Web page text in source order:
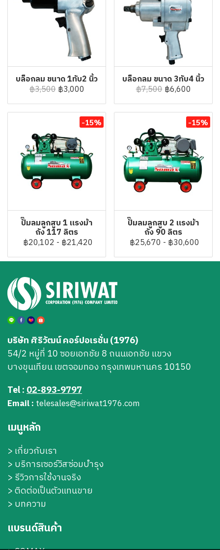
บล็อกลม ขนาด 1ทับ2 นิ้ว
฿3,500 ฿3,000
บล็อกลม ขนาด 3ทับ4 นิ้ว
฿7,500 ฿6,600
-15%
ปั๊มลมลูกสูบ 1 แรงม้า
ถัง 117 ลิตร
฿20,102 - ฿21,420
-15%
ปั๊มลมลูกสูบ 2 แรงม้า
ถัง 90 ลิตร
฿25,670 - ฿30,600
บริษัท ศิริวัฒน์ คอร์ปอเรชั่น (1976)
54/2 หมู่ที่ 10 ซอยเอกชัย 8 ถนนเอกชัย แขวง
บางขุนเทียน เขตจอมทอง กรุงเทพมหานคร 10150
Tel :02-893-9797
Email : telesales@siriwat1976.com
เมนูหลัก
> เกี่ยวกับเรา
> บริการเซอร์วิสซ่อมบำรุง
> รีวิวการใช้งานจริง
> ติดต่อเป็นตัวแทนขาย
> บทความ
แบรนด์สินค้า